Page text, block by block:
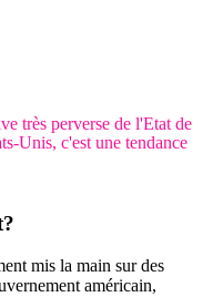
très perverse de l'Etat de
Unis, c'est une tendance
mis la main sur des
américain,